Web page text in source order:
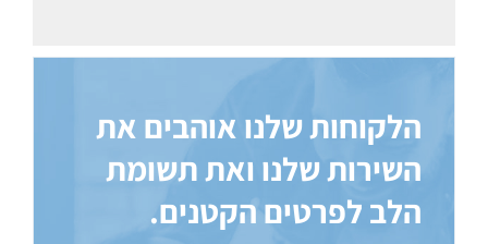
הלקוחות שלנו אוהבים את
השירות שלנו ואת תשומת
הלב לפרטים הקטנים.